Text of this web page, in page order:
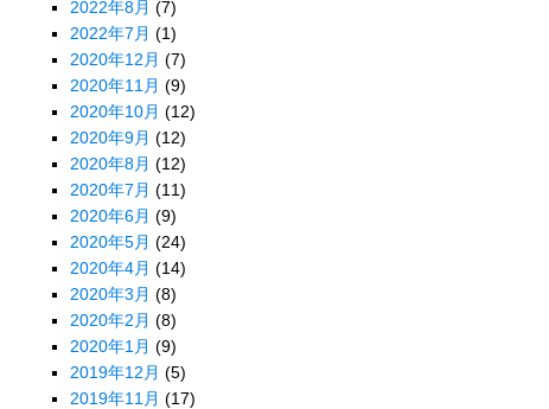
2022年8月 (7)
2022年7月 (1)
2020年12月 (7)
2020年11月 (9)
2020年10月 (12)
2020年9月 (12)
2020年8月 (12)
2020年7月 (11)
2020年6月 (9)
2020年5月 (24)
2020年4月 (14)
2020年3月 (8)
2020年2月 (8)
2020年1月 (9)
2019年12月 (5)
2019年11月 (17)